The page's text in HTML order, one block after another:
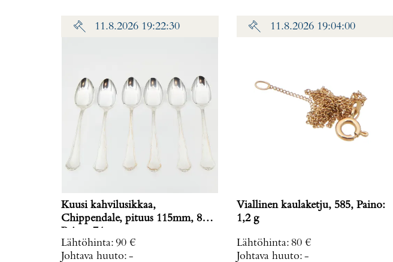
11.8.2026 19:22:30
Kuusi kahvilusikkaa,
Chippendale, pituus 115mm, 830,
Lähtöhinta: 90 €
Johtava huuto: -
11.8.2026 19:04:00
Viallinen kaulaketju, 585, Paino:
1,2 g
Lähtöhinta: 80 €
Johtava huuto: -